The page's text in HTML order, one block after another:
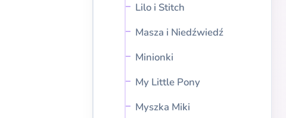
Lilo i Stitch
Masza i Niedźwiedź
Minionki
My Little Pony
Myszka Miki